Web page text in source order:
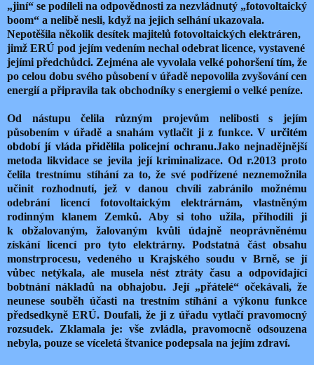
„jiní“ se podíleli na odpovědnosti za nezvládnutý „fotovoltaický
boom“ a nelibě nesli, když na jejich selhání ukazovala.
Nepotěšila několik desítek majitelů fotovoltaických elektráren,
jimž ERÚ pod jejím vedením nechal odebrat licence, vystavené
jejími předchůdci. Zejména ale vyvolala velké pohoršení tím, že
po celou dobu svého působení v úřadě nepovolila zvyšování cen
energií a připravila tak obchodníky s energiemi o velké peníze.
Od nástupu čelila různým projevům nelibosti s jejím
působením v úřadě a snahám vytlačit ji z funkce.V určitém
období jí vláda přidělila policejní ochranu.Jako nejnadějnější
metoda likvidace se jevila její kriminalizace. Od r.2013 proto
čelila trestnímu stíhání za to, že své podřízené neznemožnila
učinit rozhodnutí, jež v danou chvíli zabránilo možnému
odebrání licencí fotovoltaickým elektrárnám, vlastněným
rodinným klanem Zemků. Aby si toho užila, přihodili ji
k obžalovaným, žalovaným kvůli údajně neoprávněnému
získání licencí pro tyto elektrárny. Podstatná část obsahu
monstrprocesu, vedeného u Krajského soudu v Brně, se jí
vůbec netýkala, ale musela nést ztráty času a odpovídající
bobtnání nákladů na obhajobu. Její „přátelé“ očekávali, že
neunese souběh účasti na trestním stíhání a výkonu funkce
předsedkyně ERÚ. Doufali, že ji z úřadu vytlačí pravomocný
rozsudek. Zklamala je: vše zvládla, pravomocně odsouzena
nebyla, pouze se víceletá štvanice podepsala na jejím zdraví.